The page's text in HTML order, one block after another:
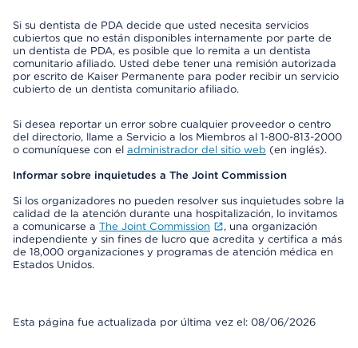
Si su dentista de PDA decide que usted necesita servicios
cubiertos que no están disponibles internamente por parte de
un dentista de PDA, es posible que lo remita a un dentista
comunitario afiliado. Usted debe tener una remisión autorizada
por escrito de Kaiser Permanente para poder recibir un servicio
cubierto de un dentista comunitario afiliado.
Si desea reportar un error sobre cualquier proveedor o centro
del directorio, llame a Servicio a los Miembros al 1-800-813-2000
o comuníquese con el administrador del sitio web (en inglés).
Informar sobre inquietudes a The Joint Commission
Si los organizadores no pueden resolver sus inquietudes sobre la
calidad de la atención durante una hospitalización, lo invitamos
a comunicarse a The Joint Commission
, una organización
independiente y sin fines de lucro que acredita y certifica a más
de 18,000 organizaciones y programas de atención médica en
Estados Unidos.
Esta página fue actualizada por última vez el: 08/06/2026